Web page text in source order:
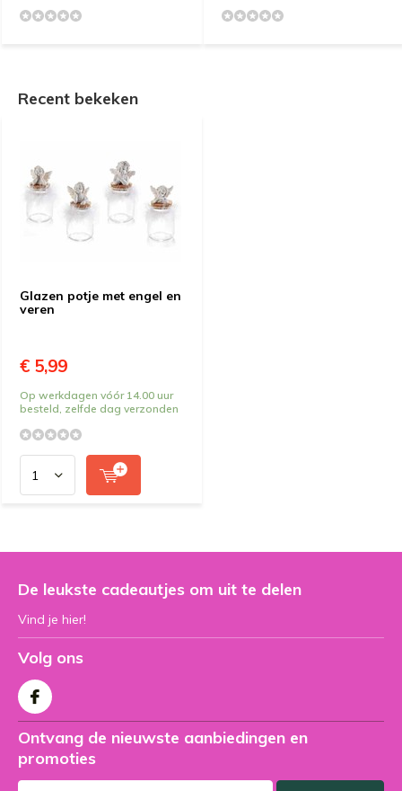
Recent bekeken
Glazen potje met engel en
veren
€ 5,99
Op werkdagen vóór 14.00 uur
besteld, zelfde dag verzonden
De leukste cadeautjes om uit te delen
Vind je hier!
Volg ons
Ontvang de nieuwste aanbiedingen en
promoties